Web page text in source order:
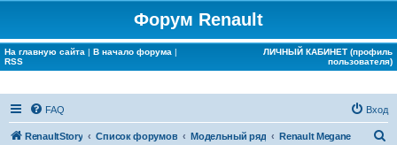
Форум Renault
На главную сайта | В начало форума |
RSS
ЛИЧНЫЙ КАБИНЕТ (профиль
пользователя)
FAQ Вход
RenaultStory Список форумов Модельный ряд Renault Megane